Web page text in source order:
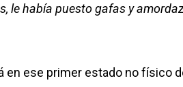
le había puesto gafas y
en ese primer estado no